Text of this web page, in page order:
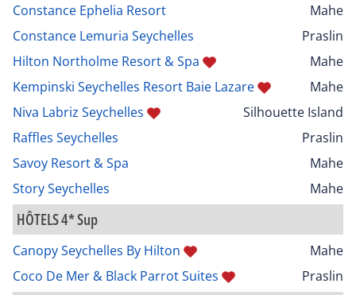
Constance Ephelia Resort
Mahe
Constance Lemuria Seychelles
Praslin
Hilton Northolme Resort & Spa
Mahe
Kempinski Seychelles Resort Baie Lazare
Mahe
Niva Labriz Seychelles
Silhouette Island
Raffles Seychelles
Praslin
Savoy Resort & Spa
Mahe
Story Seychelles
Mahe
HÔTELS 4* Sup
Canopy Seychelles By Hilton
Mahe
Coco De Mer & Black Parrot Suites
Praslin